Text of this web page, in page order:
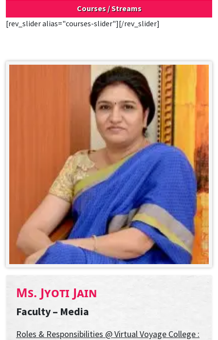
Courses / Streams
[rev_slider alias="courses-slider"][/rev_slider]
Ms. Jyoti Jain
Faculty – Media
Roles & Responsibilities @ Virtual Voyage College :